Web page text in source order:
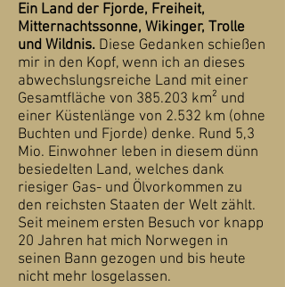
Ein Land der Fjorde, Freiheit,
Mitternachtssonne, Wikinger, Trolle
und Wildnis. Diese Gedanken schießen
mir in den Kopf, wenn ich an dieses
abwechslungsreiche Land mit einer
Gesamtfläche von 385.203 km² und
einer Küstenlänge von 2.532 km (ohne
Buchten und Fjorde) denke. Rund 5,3
Mio. Einwohner leben in diesem dünn
besiedelten Land, welches dank
riesiger Gas- und Ölvorkommen zu
den reichsten Staaten der Welt zählt.
Seit meinem ersten Besuch vor knapp
20 Jahren hat mich Norwegen in
seinen Bann gezogen und bis heute
nicht mehr losgelassen.